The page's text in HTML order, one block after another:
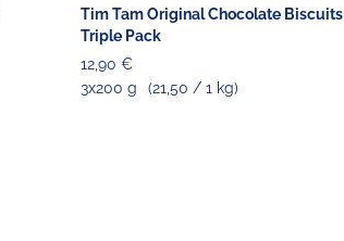
Tim Tam Original Chocolate Biscuits
Triple Pack
12,90 €
3x200 g
(21,50 / 1 kg)